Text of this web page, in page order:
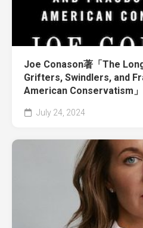
Joe Conason著「The
Grifters, Swindlers, and
American Conservatism」
July 24, 2024